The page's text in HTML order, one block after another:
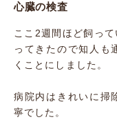
心臓の検査
ここ2週間ほど飼っ
ってきたので知人も
くことにしました。
病院内はきれいに掃
寧でした。